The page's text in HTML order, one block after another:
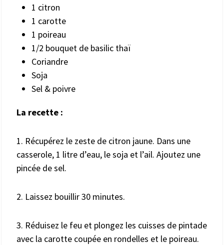
1 citron
1 carotte
1 poireau
1/2 bouquet de basilic thaï
Coriandre
Soja
Sel & poivre
La recette :
1. Récupérez le zeste de citron jaune. Dans une
casserole, 1 litre d’eau, le soja et l’ail. Ajoutez une
pincée de sel.
2. Laissez bouillir 30 minutes.
3. Réduisez le feu et plongez les cuisses de pintade
avec la carotte coupée en rondelles et le poireau.